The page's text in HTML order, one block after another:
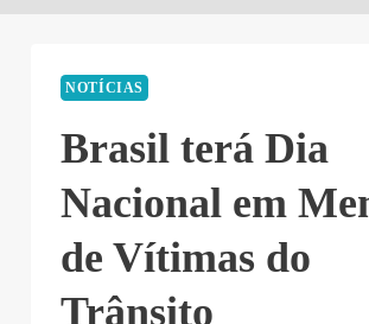
NOTÍCIAS
Brasil terá Dia
Nacional em
de Vítimas do
Trânsito